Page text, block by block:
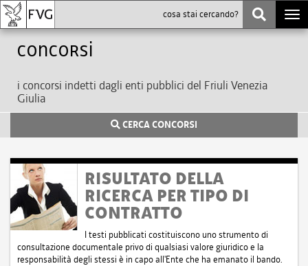
Concorsi
i concorsi indetti dagli enti pubblici del Friuli Venezia
Giulia
CERCA CONCORSI
RISULTATO DELLA
RICERCA PER TIPO DI
CONTRATTO
I testi pubblicati costituiscono uno strumento di
consultazione documentale privo di qualsiasi valore giuridico e la
responsabilità degli stessi è in capo all'Ente che ha emanato il bando.